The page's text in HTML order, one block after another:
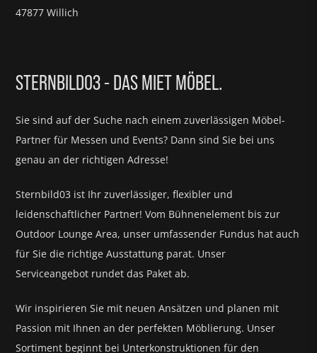
47877 Willich
STERNBILD03 - DAS MIET MÖBEL.
Sie sind auf der Suche nach einem zuverlässigen Möbel-
Partner für Messen und Events? Dann sind Sie bei uns
genau an der richtigen Adresse!
Sternbild03 ist Ihr zuverlässiger, flexibler und
leidenschaftlicher Partner! Vom Bühnenelement bis zur
Outdoor Lounge Area, unser umfassender Fundus hat auch
für Sie die richtige Ausstattung parat. Unser
Serviceangebot rundet das Paket ab.
Wir inspirieren Sie mit neuen Ansätzen und planen mit
Passion mit Ihnen an der perfekten Möblierung. Unser
Sortiment beginnt bei Unterkonstruktionen für den